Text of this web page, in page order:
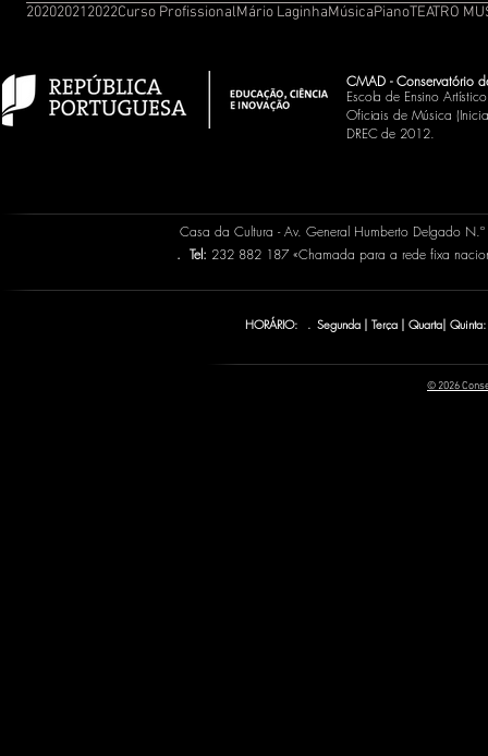
202020212022Curso ProfissionalMário LaginhaMúsicaPianoTEATRO
CMAD - Conservatório
Escola de Ensino
Oficiais de Música
DREC de 2012.
Casa da Cultura - Av. General Humberto Delgado
. Tel: 232 882 187 «Chamada para a rede fixa
HORÁRIO: . Segunda | Terça | Quarta|
© 2026